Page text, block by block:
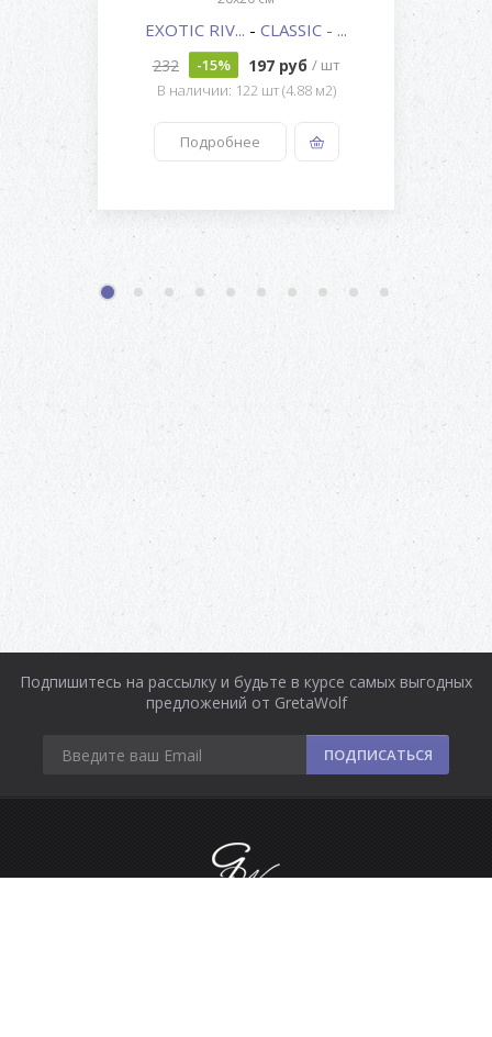
EXOTIC RIV... - CLASSIC - ...
232 -15% 197 руб / шт
В наличии: 122 шт (4.88 м2)
Подробнее
1 2 3 4 5 6 7 8 9 10
Подпишитесь на рассылку и будьте в курсе самых выгодных
предложений от GretaWolf
ПОДПИСАТЬСЯ